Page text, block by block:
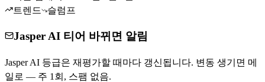
트렌드
슬럼프
Jasper AI 티어 바뀌면 알림
Jasper AI 등급은 재평가할 때마다 갱신됩니다. 변동 생기면 메
일로 — 주 1회, 스팸 없음.